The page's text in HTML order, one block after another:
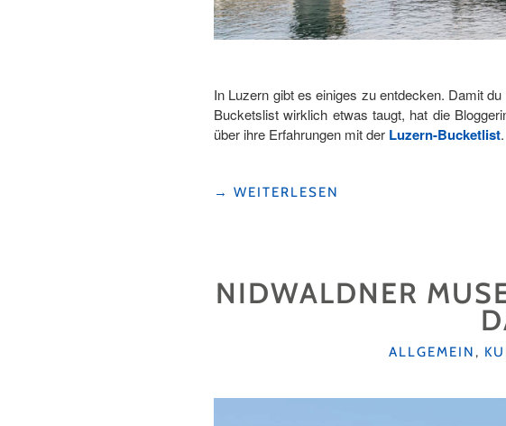
In Luzern gibt es einiges zu entdecken. Damit
Bucketslist wirklich etwas taugt, hat die
über ihre Erfahrungen mit der Luzern-Bucketlist.
"13
DEINEN
NÄCHSTEN
→ WEITERLESEN
NIDWALDNER
KATEGORIEN
ALLGEMEIN,